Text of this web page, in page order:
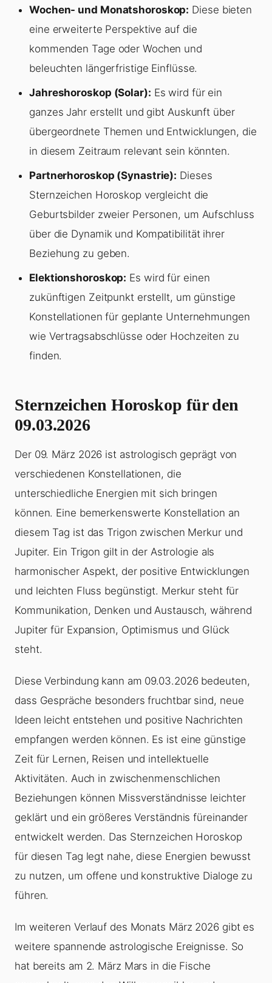
Wochen- und Monatshoroskop: Diese bieten
eine erweiterte Perspektive auf die
kommenden Tage oder Wochen und
beleuchten längerfristige Einflüsse.
Jahreshoroskop (Solar): Es wird für ein
ganzes Jahr erstellt und gibt Auskunft über
übergeordnete Themen und Entwicklungen, die
in diesem Zeitraum relevant sein könnten.
Partnerhoroskop (Synastrie): Dieses
Sternzeichen Horoskop vergleicht die
Geburtsbilder zweier Personen, um Aufschluss
über die Dynamik und Kompatibilität ihrer
Beziehung zu geben.
Elektionshoroskop: Es wird für einen
zukünftigen Zeitpunkt erstellt, um günstige
Konstellationen für geplante Unternehmungen
wie Vertragsabschlüsse oder Hochzeiten zu
finden.
Sternzeichen Horoskop für den
09.03.2026
Der 09. März 2026 ist astrologisch geprägt von
verschiedenen Konstellationen, die
unterschiedliche Energien mit sich bringen
können. Eine bemerkenswerte Konstellation an
diesem Tag ist das Trigon zwischen Merkur und
Jupiter. Ein Trigon gilt in der Astrologie als
harmonischer Aspekt, der positive Entwicklungen
und leichten Fluss begünstigt. Merkur steht für
Kommunikation, Denken und Austausch, während
Jupiter für Expansion, Optimismus und Glück
steht.
Diese Verbindung kann am 09.03.2026 bedeuten,
dass Gespräche besonders fruchtbar sind, neue
Ideen leicht entstehen und positive Nachrichten
empfangen werden können. Es ist eine günstige
Zeit für Lernen, Reisen und intellektuelle
Aktivitäten. Auch in zwischenmenschlichen
Beziehungen können Missverständnisse leichter
geklärt und ein größeres Verständnis füreinander
entwickelt werden. Das Sternzeichen Horoskop
für diesen Tag legt nahe, diese Energien bewusst
zu nutzen, um offene und konstruktive Dialoge zu
führen.
Im weiteren Verlauf des Monats März 2026 gibt es
weitere spannende astrologische Ereignisse. So
hat bereits am 2. März Mars in die Fische